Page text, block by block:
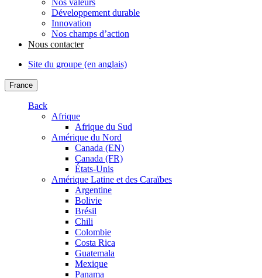
Développement durable
Innovation
Nos champs d’action
Nous contacter
Site du groupe (en anglais)
France
Back
Afrique
Afrique du Sud
Amérique du Nord
Canada (EN)
Canada (FR)
États-Unis
Amérique Latine et des Caraïbes
Argentine
Bolivie
Brésil
Chili
Colombie
Costa Rica
Guatemala
Mexique
Panama